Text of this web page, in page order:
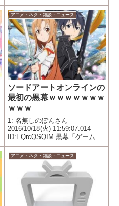
でいるアニメ「おそ松さん」
（テレビ東京）のファンについ
て、 スポーツ紙が“松子”と...
アニメ：ネタ・雑談・ニュース
ソードアートオンラインの
最初の黒幕ｗｗｗｗｗｗｗ
ｗｗｗ
1: 名無しのぽんさん
2016/10/18(火) 11:59:07.014
ID:EQrcQSQIM 黒幕「ゲームの
中にプレイヤー閉じ込めるよ
wwwwww見てたらゲーム参加し
たくなったよwwwwwwでも自分
だけ無敵モード使うよ
wwwwww...
アニメ：ネタ・雑談・ニュース